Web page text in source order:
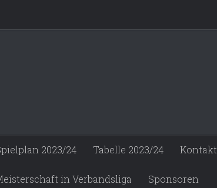
2023/24 Tabelle 2023/24 Kontakt
in Verbandsliga Sponsoren